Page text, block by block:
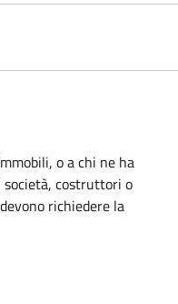
o a chi ne ha
costruttori o
richiedere la